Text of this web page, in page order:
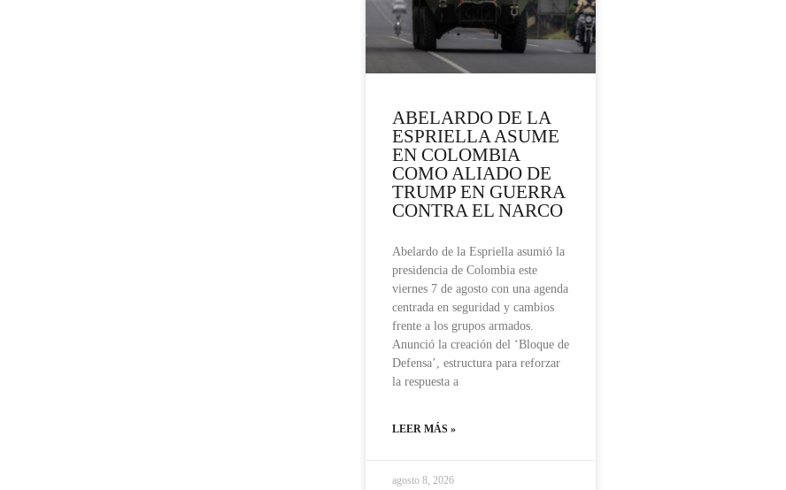
ABELARDO DE LA
ESPRIELLA ASUME
EN COLOMBIA
COMO ALIADO DE
TRUMP EN GUERRA
CONTRA EL NARCO
Abelardo de la Espriella asumió la
presidencia de Colombia este
viernes 7 de agosto con una agenda
centrada en seguridad y cambios
frente a los grupos armados.
Anunció la creación del ‘Bloque de
Defensa’, estructura para reforzar
la respuesta a
LEER MÁS »
agosto 8, 2026